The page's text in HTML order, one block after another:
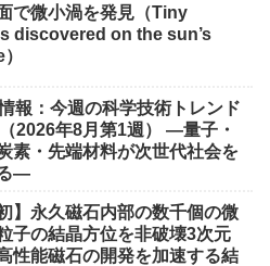
で微小渦を発見（Tiny
discovered on the sun’s
報：今週の科学技術トレンド
2026年8月第1週） ―量子・
素・先端材料が次世代社会を
―
】永久磁石内部の数千個の微
子の結晶方位を非破壊3次元
性能磁石の開発を加速する結